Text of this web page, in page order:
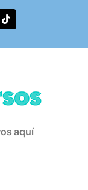
Tiktok
aquí